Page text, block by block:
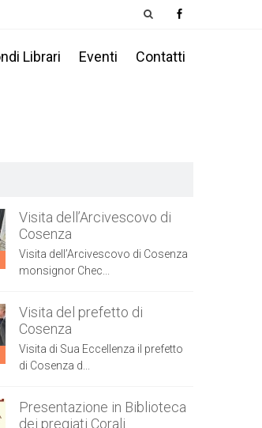
Librari Eventi Contatti
Visita dell’Arcivescovo di
Cosenza
Visita dell’Arcivescovo di Cosenza
monsignor Chec...
Visita del prefetto di
Cosenza
Visita di Sua Eccellenza il prefetto
di Cosenza d...
Presentazione in Biblioteca
dei pregiati Corali